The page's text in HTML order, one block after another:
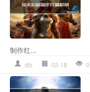
制作红...
dtz 02-18 0